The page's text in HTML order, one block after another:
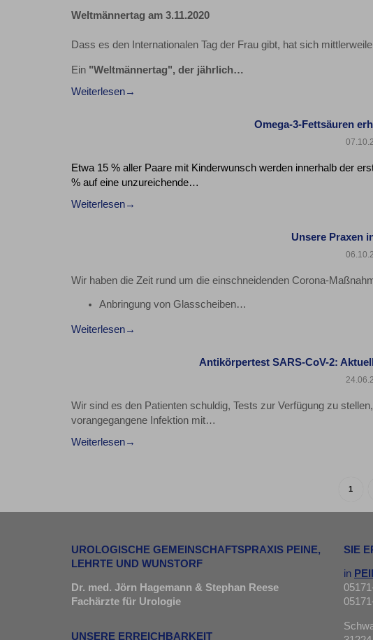
Weltmännertag am 3.11.2020
Dass es den Internationalen Tag der Frau gibt, hat sich
Ein "Weltmännertag", der jährlich…
Weiterlesen
Omega-3-Fettsäuren
Etwa 15 % aller Paare mit Kinderwunsch werden innerhalb der
% auf eine unzureichende…
Weiterlesen
Unsere Praxen
Wir haben die Zeit rund um die einschneidenden Corona-
Anbringung von Glasscheiben…
Weiterlesen
Antikörpertest SARS-CoV-2:
Wir sind es den Patienten schuldig, Tests zur Verfügung zu
vorangegangene Infektion mit…
Weiterlesen
1
UROLOGISCHE GEMEINSCHAFTSPRAXIS PEINE,
LEHRTE UND WUNSTORF
Dr. med. Jörn Hagemann & Stephan Reese
Fachärzte für Urologie
UNSERE ERREICHBARKEIT
SIE
in